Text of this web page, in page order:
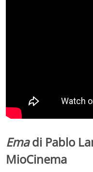
Emadi Pablo
MioCinema